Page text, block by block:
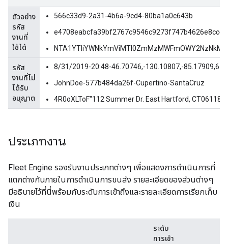
ตัวอย่าง
รหัส
งานที่
ใช้ได้
566c33d9-2a31-4b6a-9cd4-80ba1a0c643b
รหัส
งานที่ไม่
ได้รับ
อนุญาต
8/31/2019-20:48-46.70746,-130.10807,-
JohnDoe-577b484da26f-Cupertino-SantaCruz
4R0oXLToF"112 Summer Dr. East Hartford,
ประเภทงาน
Fleet Engine รองรับงานประเภทต่างๆ เพื่อแสดงการดำเนินการที่
แตกต่างกันภายในการดำเนินการขนส่ง รายละเอียดของส่วนต่างๆ
มีอธิบายไว้ที่นี่พร้อมกับระดับการเข้าถึงและรายละเอียดการเรียกเก็บ
เงิน
ระดับ
การเข้า